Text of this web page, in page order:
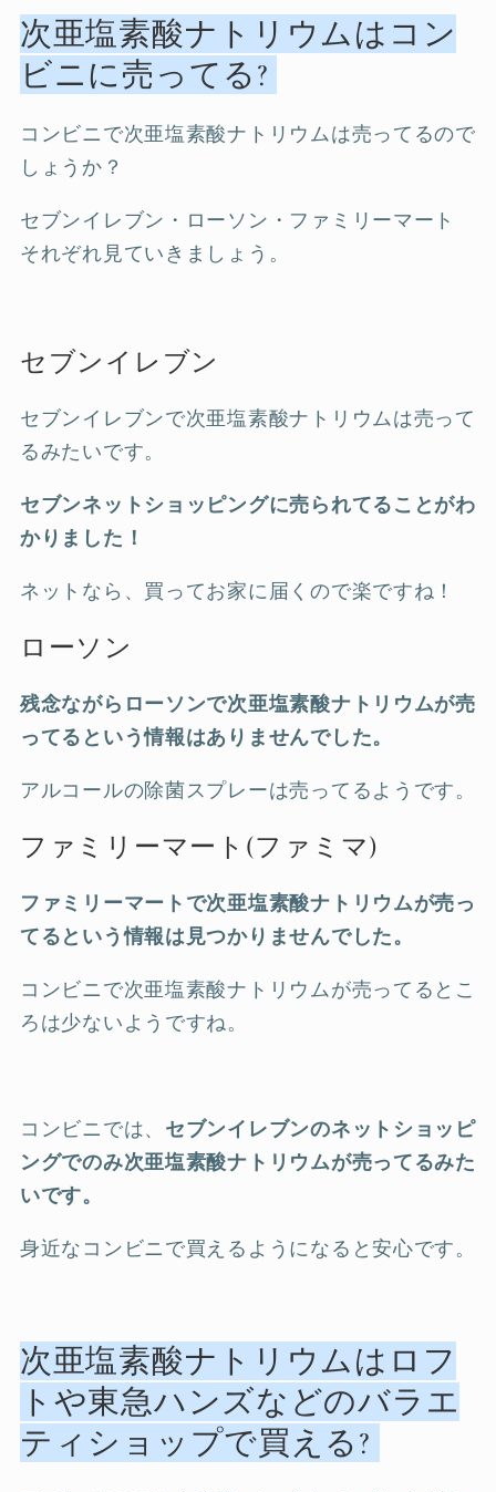
次亜塩素酸ナトリウムはコン
ビニに売ってる?
コンビニで次亜塩素酸ナトリウムは売ってるので
しょうか？
セブンイレブン・ローソン・ファミリーマート
それぞれ見ていきましょう。
セブンイレブン
セブンイレブンで次亜塩素酸ナトリウムは売って
るみたいです。
セブンネットショッピングに売られてることがわ
かりました！
ネットなら、買ってお家に届くので楽ですね！
ローソン
残念ながらローソンで次亜塩素酸ナトリウムが売
ってるという情報はありませんでした。
アルコールの除菌スプレーは売ってるようです。
ファミリーマート(ファミマ)
ファミリーマートで次亜塩素酸ナトリウムが売っ
てるという情報は見つかりませんでした。
コンビニで次亜塩素酸ナトリウムが売ってるとこ
ろは少ないようですね。
コンビニでは、 セブンイレブンのネットショッピ
ングでのみ次亜塩素酸ナトリウムが売ってるみた
いです。
身近なコンビニで買えるようになると安心です。
次亜塩素酸ナトリウムはロフ
トや東急ハンズなどのバラエ
ティショップで買える?